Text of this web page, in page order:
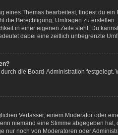
eines Themas bearbeitest, findest du
die Berechtigung, Umfragen zu
in einer eigenen Zeile steht. Du
dabei eine zeitlich unbegrenzte
die Board-Administration
Verfasser, einem Moderator oder
niemand eine Stimme abgegeben
nur noch von Moderatoren oder